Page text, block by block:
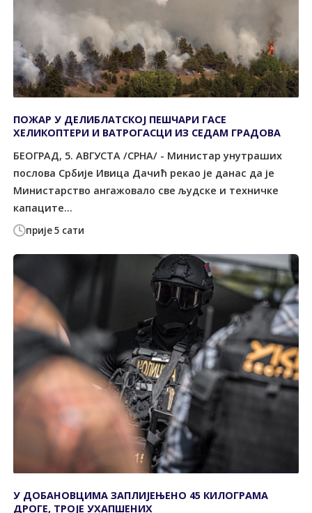
прије 5 сати
ПОЖАР У ДЕЛИБЛАТСКОЈ ПЕШЧАРИ ГАСЕ
ХЕЛИКОПТЕРИ И ВАТРОГАСЦИ ИЗ СЕДАМ ГРАДОВА
БЕОГРАД, 5. АВГУСТА /СРНА/ - Министар унутраших
послова Србије Ивица Дачић рекао је данас да је
Министарство ангажовало све људске и техничке
капаците...
У ДОБАНОВЦИМА ЗАПЛИЈЕЊЕНО 45 КИЛОГРАМА
ДРОГЕ, ТРОЈЕ УХАПШЕНИХ